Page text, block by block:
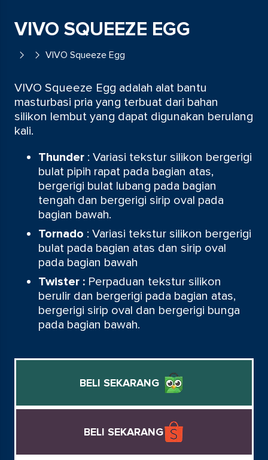
VIVO SQUEEZE EGG
VIVO Squeeze Egg
VIVO Squeeze Egg adalah alat bantu
masturbasi pria yang terbuat dari bahan
silikon lembut yang dapat digunakan berulang
kali.
Thunder : Variasi tekstur silikon bergerigi
bulat pipih rapat pada bagian atas,
bergerigi bulat lubang pada bagian
tengah dan bergerigi sirip oval pada
bagian bawah.
Tornado : Variasi tekstur silikon bergerigi
bulat pada bagian atas dan sirip oval
pada bagian bawah
Twister : Perpaduan tekstur silikon
berulir dan bergerigi pada bagian atas,
bergerigi sirip oval dan bergerigi bunga
pada bagian bawah.
BELI SEKARANG
BELI SEKARANG